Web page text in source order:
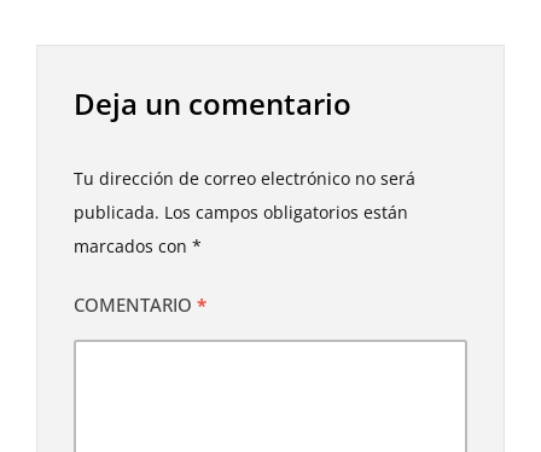
Deja un comentario
Tu dirección de correo electrónico no será
publicada. Los campos obligatorios están
marcados con *
COMENTARIO *